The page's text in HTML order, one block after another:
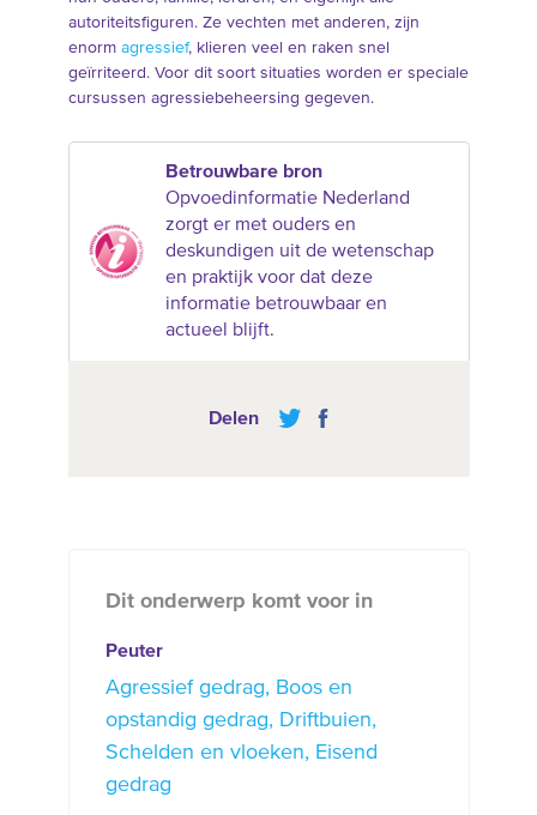
autoriteitsfiguren. Ze vechten met anderen, zijn
enorm agressief, klieren veel en raken snel
geïrriteerd. Voor dit soort situaties worden er speciale
cursussen agressiebeheersing gegeven.
Betrouwbare bron
Opvoedinformatie Nederland
zorgt er met ouders en
deskundigen uit de wetenschap
en praktijk voor dat deze
informatie betrouwbaar en
actueel blijft.
Delen
Dit onderwerp komt voor in
Peuter
Agressief gedrag
Boos en
opstandig gedrag
Driftbuien
Schelden en vloeken
Eisend
gedrag